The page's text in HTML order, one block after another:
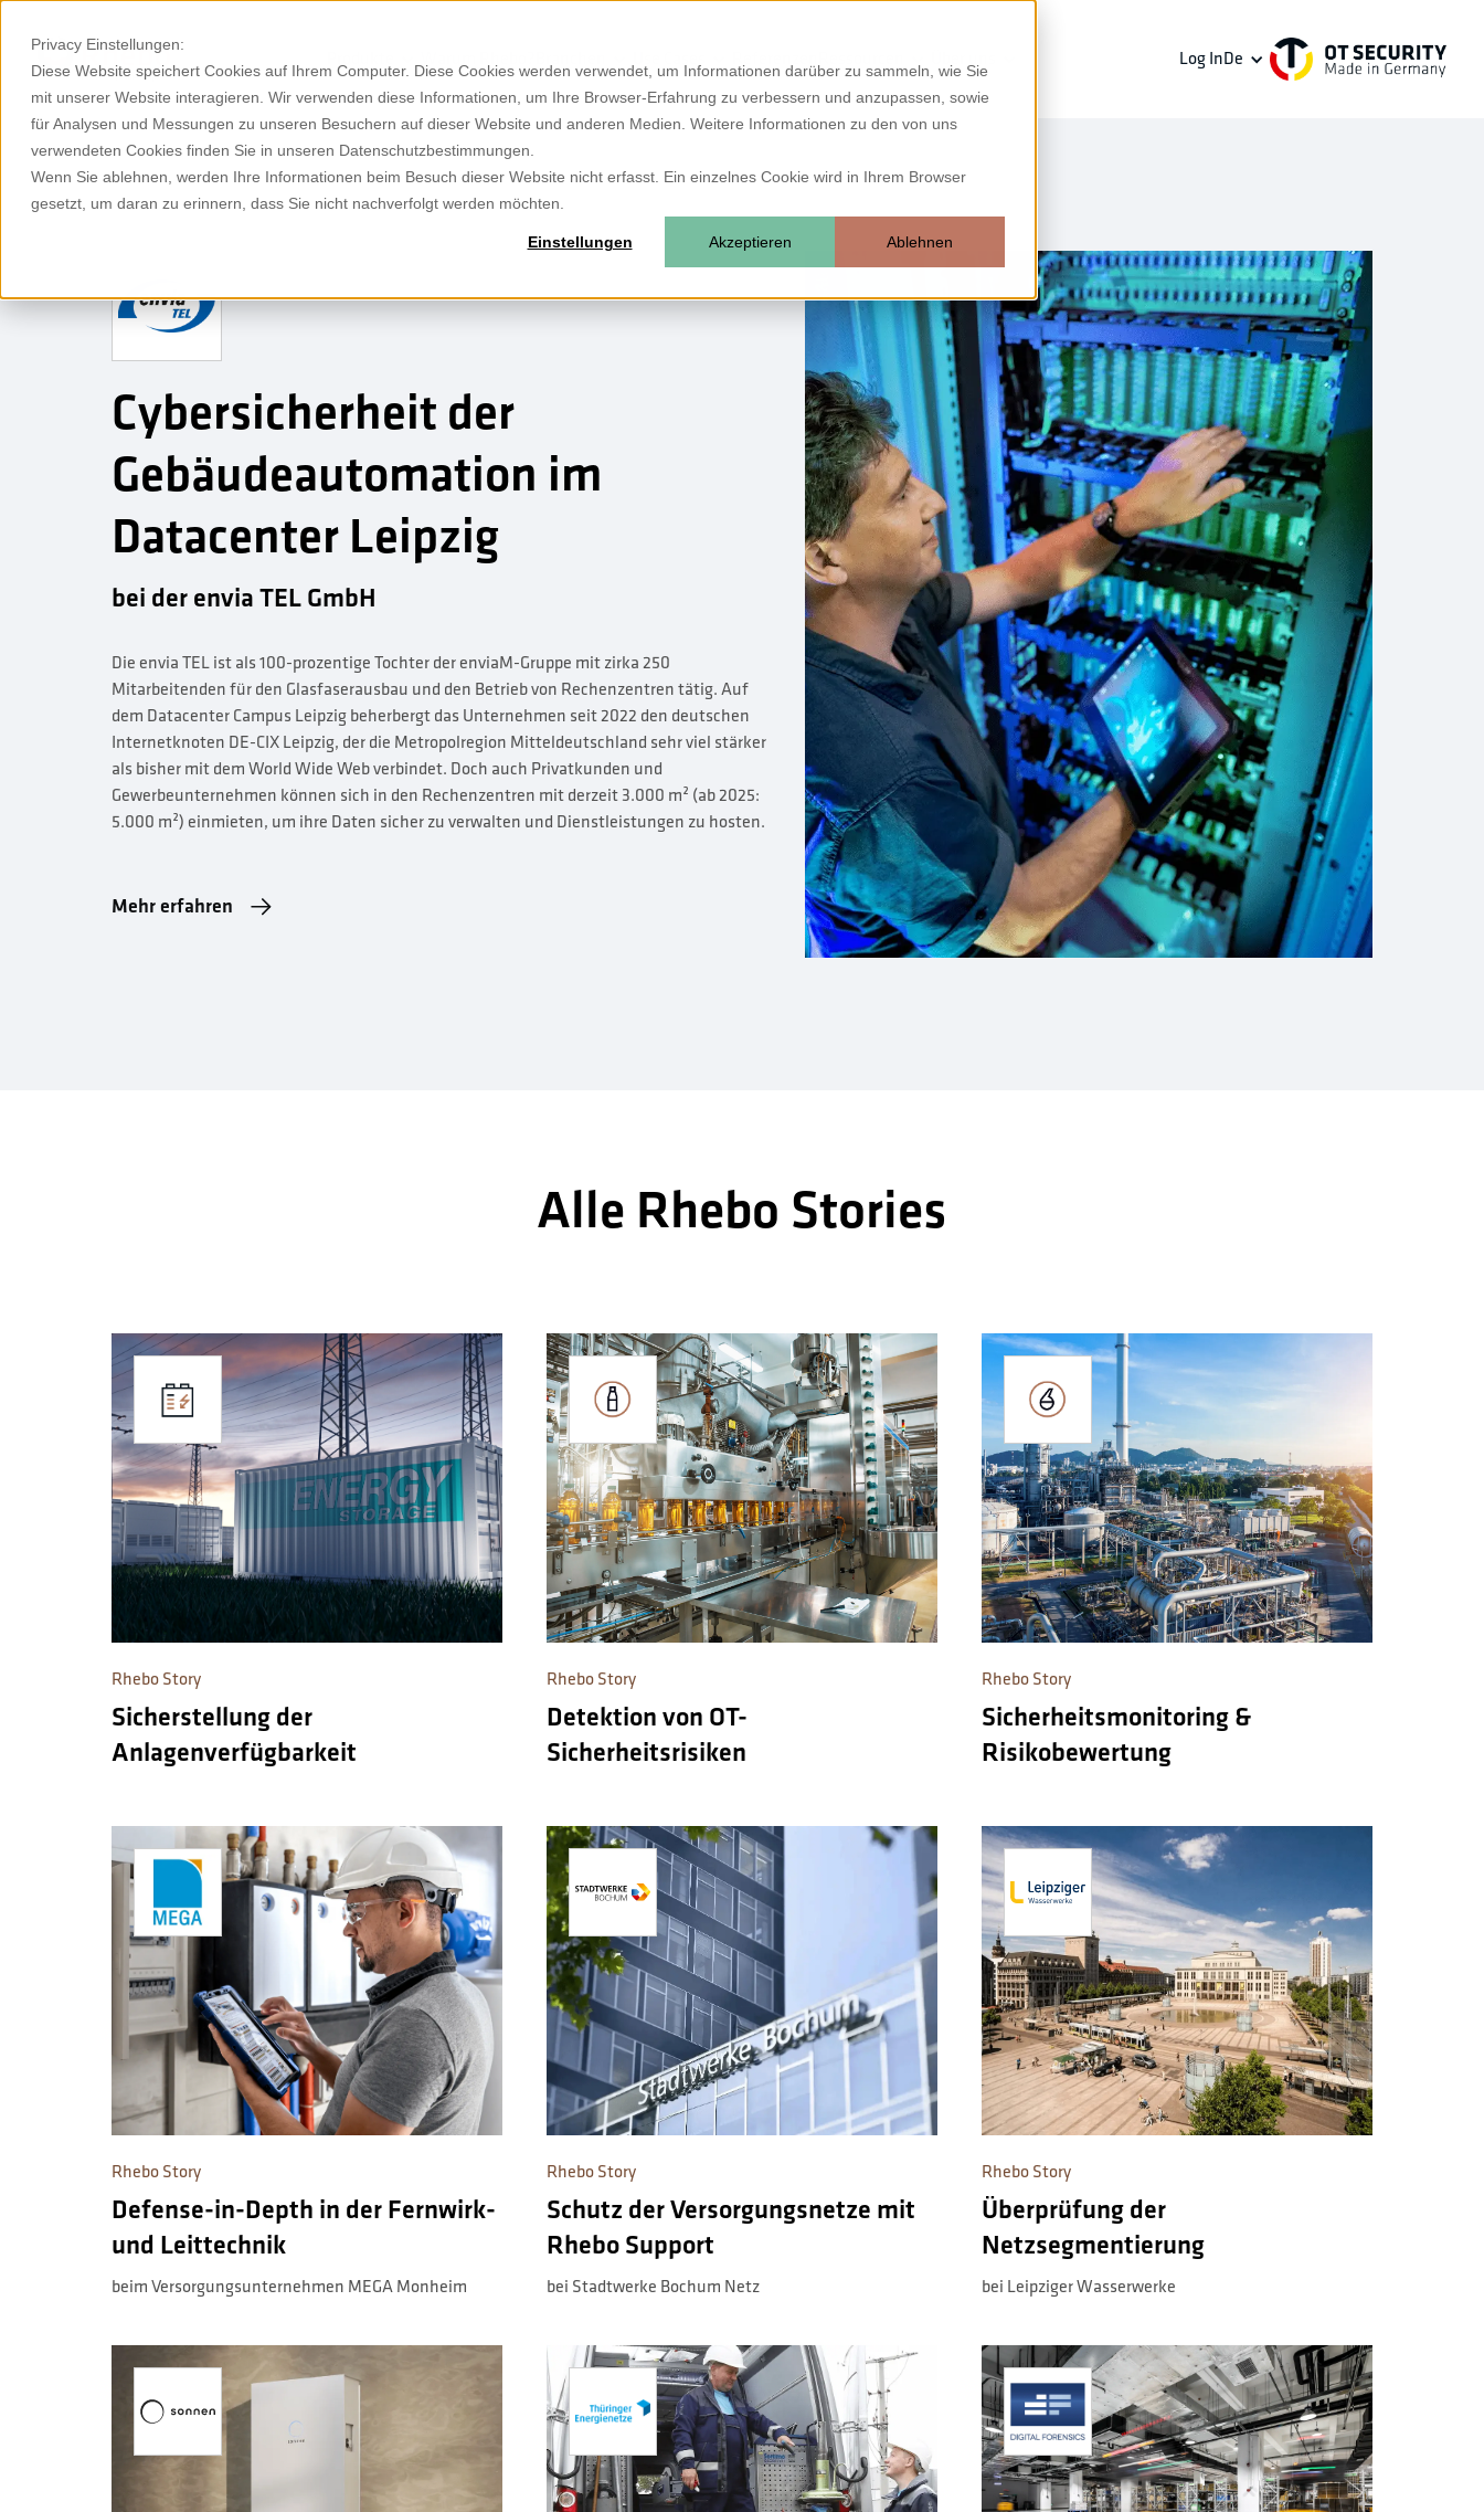
Privacy Einstellungen:
Diese Website speichert Cookies auf Ihrem Computer. Diese Cookies werden verwendet, um Informationen darüber zu sammeln, wie Sie
mit unserer Website interagieren. Wir verwenden diese Informationen, um Ihre Browser-Erfahrung zu verbessern und anzupassen, sowie
für Analysen und Messungen zu unseren Besuchern auf dieser Website und anderen Medien. Weitere Informationen zu den von uns
verwendeten Cookies finden Sie in unseren Datenschutzbestimmungen.
Wenn Sie ablehnen, werden Ihre Informationen beim Besuch dieser Website nicht erfasst. Ein einzelnes Cookie wird in Ihrem Browser
gesetzt, um daran zu erinnern, dass Sie nicht nachverfolgt werden möchten.
Einstellungen Akzeptieren Ablehnen
Log InDe
Cybersicherheit der
Gebäudeautomation im
Datacenter Leipzig
bei der envia TEL GmbH
Die envia TEL ist als 100-prozentige Tochter der enviaM-Gruppe mit zirka 250
Mitarbeitenden für den Glasfaserausbau und den Betrieb von Rechenzentren tätig. Auf
dem Datacenter Campus Leipzig beherbergt das Unternehmen seit 2022 den deutschen
Internetknoten DE-CIX Leipzig, der die Metropolregion Mitteldeutschland sehr viel stärker
als bisher mit dem World Wide Web verbindet. Doch auch Privatkunden und
Gewerbeunternehmen können sich in den Rechenzentren mit derzeit 3.000 m² (ab 2025:
5.000 m²) einmieten, um ihre Daten sicher zu verwalten und Dienstleistungen zu hosten.
Mehr erfahren
Alle Rhebo Stories
Rhebo Story
Sicherstellung der
Anlagenverfügbarkeit
Rhebo Story
Detektion von OT-
Sicherheitsrisiken
Rhebo Story
Sicherheitsmonitoring &
Risikobewertung
Rhebo Story
Defense-in-Depth in der Fernwirk-
und Leittechnik
beim Versorgungsunternehmen MEGA Monheim
Rhebo Story
Schutz der Versorgungsnetze mit
Rhebo Support
bei Stadtwerke Bochum Netz
Rhebo Story
Überprüfung der
Netzsegmentierung
bei Leipziger Wasserwerke